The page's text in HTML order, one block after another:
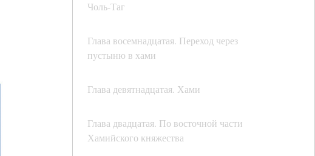
Чоль-Таг
Глава восемнадцатая. Переход через
пустыню в хами
Глава девятнадцатая. Хами
Глава двадцатая. По восточной части
Хамийского княжества